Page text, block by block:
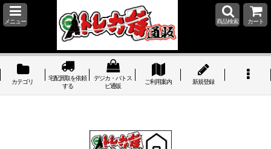
メニュー 商品検索 カート
カテゴリ
宅配買取を依頼
する
デジカ・バトス
ピ通販
ご利用案内 新規登録